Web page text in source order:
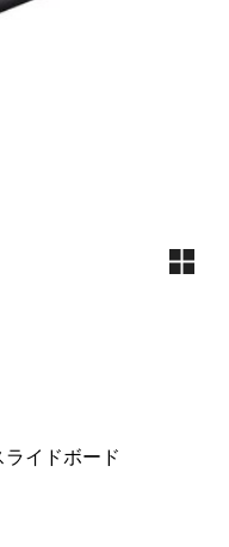
イドボード